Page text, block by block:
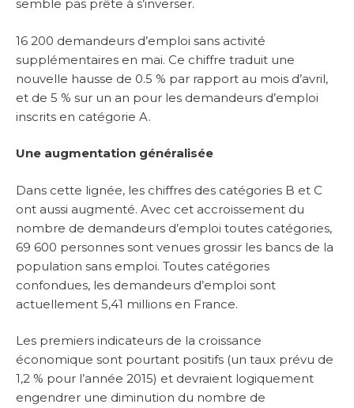
semble pas prête à s’inverser.
16 200 demandeurs d’emploi sans activité
supplémentaires en mai. Ce chiffre traduit une
nouvelle hausse de 0.5 % par rapport au mois d’avril,
et de 5 % sur un an pour les demandeurs d’emploi
inscrits en catégorie A.
Une augmentation généralisée
Dans cette lignée, les chiffres des catégories B et C
ont aussi augmenté. Avec cet accroissement du
nombre de demandeurs d’emploi toutes catégories,
69 600 personnes sont venues grossir les bancs de la
population sans emploi. Toutes catégories
confondues, les demandeurs d’emploi sont
actuellement 5,41 millions en France.
Les premiers indicateurs de la croissance
économique sont pourtant positifs (un taux prévu de
1,2 % pour l’année 2015) et devraient logiquement
engendrer une diminution du nombre de